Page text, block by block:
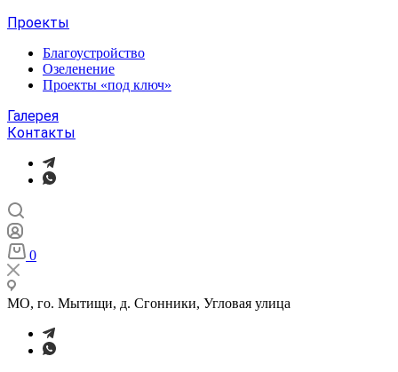
Проекты
Благоустройство
Озеленение
Проекты «под ключ»
Галерея
Контакты
0
МО, го. Мытищи, д. Сгонники, Угловая улица